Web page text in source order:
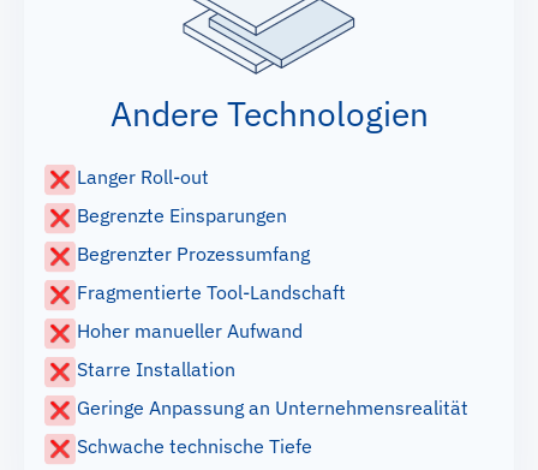
Andere Technologien
Langer Roll-out
Begrenzte Einsparungen
Begrenzter Prozessumfang
Fragmentierte Tool-Landschaft
Hoher manueller Aufwand
Starre Installation
Geringe Anpassung an Unternehmensrealität
Schwache technische Tiefe